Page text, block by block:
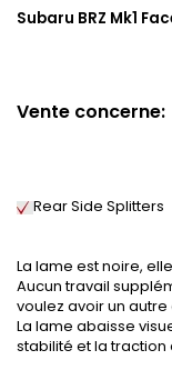
Subaru BRZ Mk1
Vente concerne:
Rear Side Splitters
La lame est noire,
Aucun travail
voulez avoir un autre
La lame abaisse
stabilité et la traction